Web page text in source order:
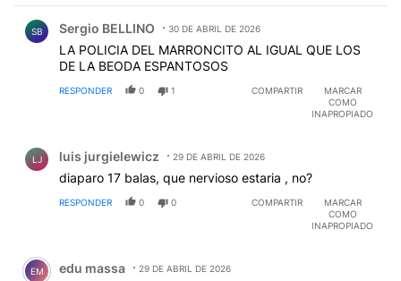
SB Sergio BELLINO 30 DE ABRIL DE 2026
LA POLICIA DEL MARRONCITO AL IGUAL QUE LOS
DE LA BEODA ESPANTOSOS
RESPONDER 0 1 COMPARTIR
MARCAR
COMO
INAPROPIADO
LJ luis jurgielewicz 29 DE ABRIL DE 2026
diaparo 17 balas, que nervioso estaria , no?
RESPONDER 0 0 COMPARTIR
MARCAR
COMO
INAPROPIADO
Comentario de edu massa.
EM edu massa 29 DE ABRIL DE 2026